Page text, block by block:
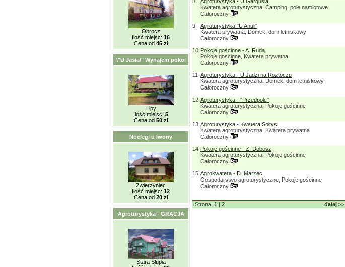
Obrocz
Ilość miejsc: 16
Cena od 45 zł
\"U Jasia\" Wynajem pokoi
Lipy
Ilość miejsc: 5
Cena od 50 zł
Noclegi u Iwony
Zwierzyniec
Ilość miejsc: 12
Cena od 20 zł
Agroturystyka - GRACJA
Stara Słupia
Kwatera agroturystyczna, Camping, pole namiotowe
Całoroczny
9
Agroturystyka "U Anuli"
Kwatera prywatna, Domek, dom letniskowy
Całoroczny
10 Pokoje gościnne - A. Ruda
Pokoje gościnne, Kwatera prywatna
Całoroczny
11 Agroturystyka - U Jadzi na Roztoczu
Kwatera agroturystyczna, Domek, dom letniskowy
Całoroczny
12 Agroturystyka - "Przedpole"
Kwatera agroturystyczna, Pokoje gościnne
Całoroczny
13 Agroturystyka - Kwatera Sołtys
Kwatera agroturystyczna, Kwatera prywatna
Całoroczny
14 Pokoje gościnne - Z. Dobosz
Kwatera agroturystyczna, Pokoje gościnne
Całoroczny
15 Agrokwatera - D. Marzec
Gospodarstwo agroturystyczne, Pokoje gościnne
Całoroczny
Strona: 1 | 2 dalej >>